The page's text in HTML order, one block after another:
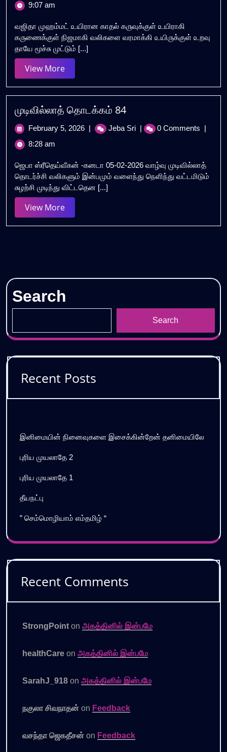
9:07 am
வஜிதா முஹம்மட் ௨யிரான காதல் க௫வுக்குள் ௨யிராகி
க௫ணைக்குள் நிஜமாகி வலிகளை வரமாக்கி ௨யி௫க்குள் ௨றவு
தாயே மூச்சு முட்டும் [...]
View MoreView
More
முடிவில்லாத் தொடக்கம் 84
February 5, 2026 February
| Jeba Sri முடிவில்லாத்
தொடக்கம்
| 0 Comments |
8:28 am
ஜெபா ஸ்ரீதெய்வீகன் -கனடா 05-02-2026 வாழ்வு முடிவில்லாத்
தொடர்ச்சி வலிகளும் இன்பமும் வளைந்து நெளிந்து வட்டமிடும்
சுழற்சி முடிந்து விட்டதென [...]
View MoreView
More
Search
Search
Recent Posts
இனிமையின் நினைவுகளை இசைக்கின்றேன் தனிமையிலே
புரிய முயலாதே 2
புரிய முயலாதே 1
தீயநட்பு
” செம்மொழியாம் எம்தமிழ் “
Recent Comments
StrongPoint on அகத்தினில் இன்பமே
healthCare on அகத்தினில் இன்பமே
SarahJ_918 on அகத்தினில் இன்பமே
நகுலா சிவநாதன் on Feedback
வசந்தா ஜெகதீசன் on Feedback